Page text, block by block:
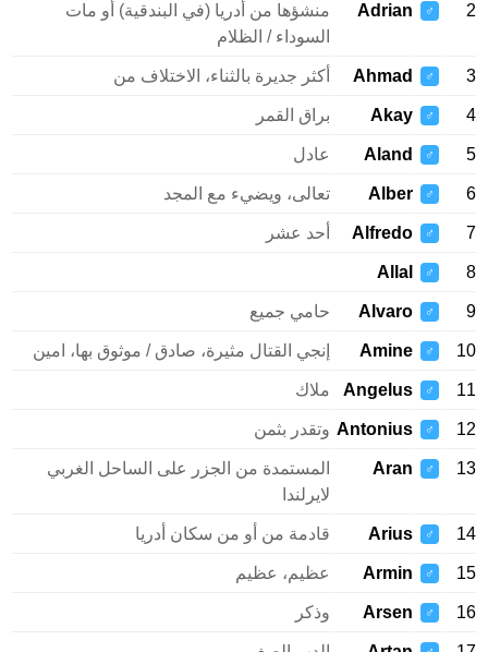
2
♂
Adrian
منشؤها من أدريا (في البندقية) أو مات
السوداء / الظلام
3
♂
Ahmad أكثر جديرة بالثناء، الاختلاف من
4
♂
Akay براق القمر
5
♂
Aland عادل
6
♂
Alber تعالى، ويضيء مع المجد
7
♂
Alfredo أحد عشر
8
♂
Allal
9
♂
Alvaro حامي جميع
10
♂
Amine إنجي القتال مثيرة، صادق / موثوق بها، امين
11
♂
Angelus ملاك
12
♂
Antonius وتقدر بثمن
13
♂
Aran
المستمدة من الجزر على الساحل الغربي
لايرلندا
14
♂
Arius قادمة من أو من سكان أدريا
15
♂
Armin عظيم، عظيم
16
♂
Arsen وذكر